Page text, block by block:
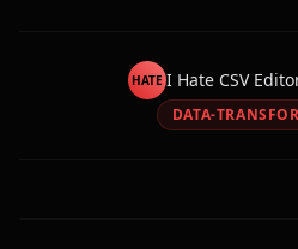
HATE I Hate CSV
DATA-